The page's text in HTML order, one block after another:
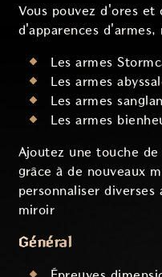
Vous pouvez d'ores et
d'apparences d'armes,
Les armes
Les armes
Les armes
Les armes
Ajoutez une touche
grâce à de nouveaux
personnaliser diverses
miroir
Général